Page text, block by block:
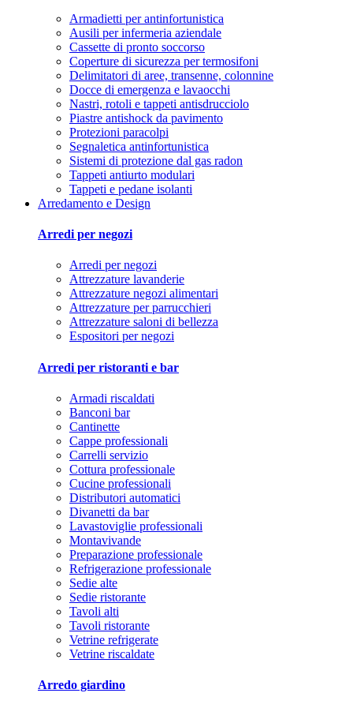
Armadietti per antinfortunistica
Ausili per infermeria aziendale
Cassette di pronto soccorso
Coperture di sicurezza per termosifoni
Delimitatori di aree, transenne, colonnine
Docce di emergenza e lavaocchi
Nastri, rotoli e tappeti antisdrucciolo
Piastre antishock da pavimento
Protezioni paracolpi
Segnaletica antinfortunistica
Sistemi di protezione dal gas radon
Tappeti antiurto modulari
Tappeti e pedane isolanti
Arredamento e Design
Arredi per negozi
Arredi per negozi
Attrezzature lavanderie
Attrezzature negozi alimentari
Attrezzature per parrucchieri
Attrezzature saloni di bellezza
Espositori per negozi
Arredi per ristoranti e bar
Armadi riscaldati
Banconi bar
Cantinette
Cappe professionali
Carrelli servizio
Cottura professionale
Cucine professionali
Distributori automatici
Divanetti da bar
Lavastoviglie professionali
Montavivande
Preparazione professionale
Refrigerazione professionale
Sedie alte
Sedie ristorante
Tavoli alti
Tavoli ristorante
Vetrine refrigerate
Vetrine riscaldate
Arredo giardino